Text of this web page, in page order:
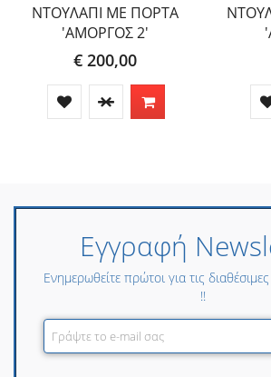
ΝΤΟΥΛΑΠΙ ΜΕ ΠΟΡΤΑ
'ΑΜΟΡΓΟΣ 2'
€ 200,00
Εγγραφή
Ενημερωθείτε πρώτοι για τις
!!